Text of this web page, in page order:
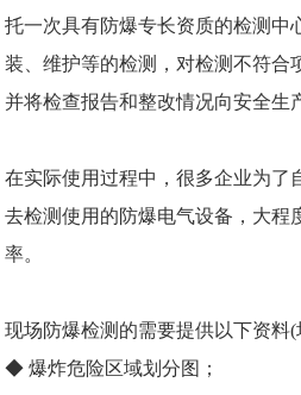
托一次具有防爆专长资质的检测中
装、维护等的检测，对检测不符合
并将检查报告和整改情况向安全生
在实际使用过程中，很多企业为了
去检测使用的防爆电气设备，大程
率。
现场防爆检测的需要提供以下资
◆ 爆炸危险区域划分图；